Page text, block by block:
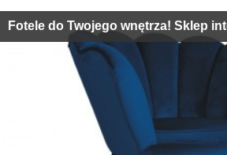
Fotele do Twojego wnętrza! Sklep